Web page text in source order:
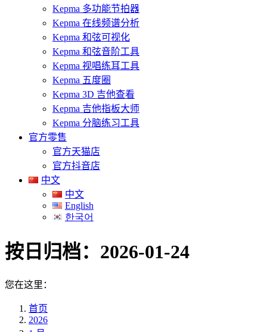
Kepma 多功能节拍器
Kepma 在线频谱分析
Kepma 和弦可视化
Kepma 和弦音阶工具
Kepma 视唱练耳工具
Kepma 五度圈
Kepma 3D 吉他查看
Kepma 吉他指板大师
Kepma 分脑练习工具
官方零售
官方天猫店
官方抖音店
中文
中文
English
한국어
按日归档： 2026-01-24
您在这里：
首页
2026